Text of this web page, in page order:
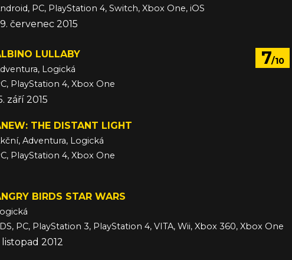
PC, PlayStation 4, Switch, Xbox One, iOS
červenec 2015
7/10
LULLABY
Logická
PlayStation 4, Xbox One
září 2015
THE DISTANT LIGHT
Adventura, Logická
PlayStation 4, Xbox One
BIRDS STAR WARS
PC, PlayStation 3, PlayStation 4, VITA, Wii, Xbox 360, Xbox One
listopad 2012